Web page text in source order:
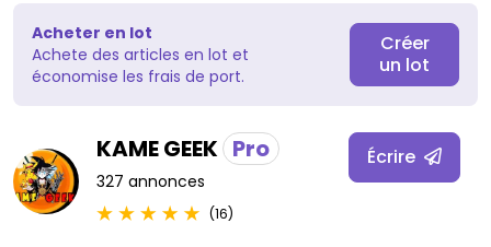
Acheter en lot
Achete des articles en lot et
économise les frais de port.
Créer
un lot
KAME GEEK Pro
327 annonces
(16)
Écrire